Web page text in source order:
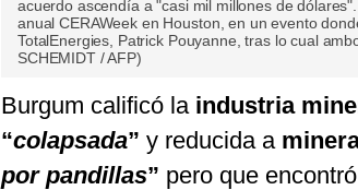
acuerdo ascendía a "casi mil millones de
anual CERAWeek en Houston, en un evento
TotalEnergies, Patrick Pouyanne, tras lo cual
SCHEMIDT / AFP)
Burgum calificó la industria
“colapsada” y reducida a
por pandillas” pero que